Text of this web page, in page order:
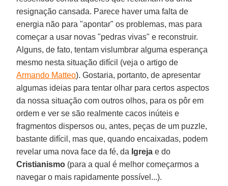
resignação cansada. Parece haver uma falta de
energia não para "apontar" os problemas, mas para
começar a usar novas "pedras vivas" e reconstruir.
Alguns, de fato, tentam vislumbrar alguma esperança
mesmo nesta situação difícil (veja o artigo de
Armando Matteo). Gostaria, portanto, de apresentar
algumas ideias para tentar olhar para certos aspectos
da nossa situação com outros olhos, para os pôr em
ordem e ver se são realmente cacos inúteis e
fragmentos dispersos ou, antes, peças de um puzzle,
bastante difícil, mas que, quando encaixadas, podem
revelar uma nova face da fé, da Igreja e do
Cristianismo (para a qual é melhor começarmos a
navegar o mais rapidamente possível...).